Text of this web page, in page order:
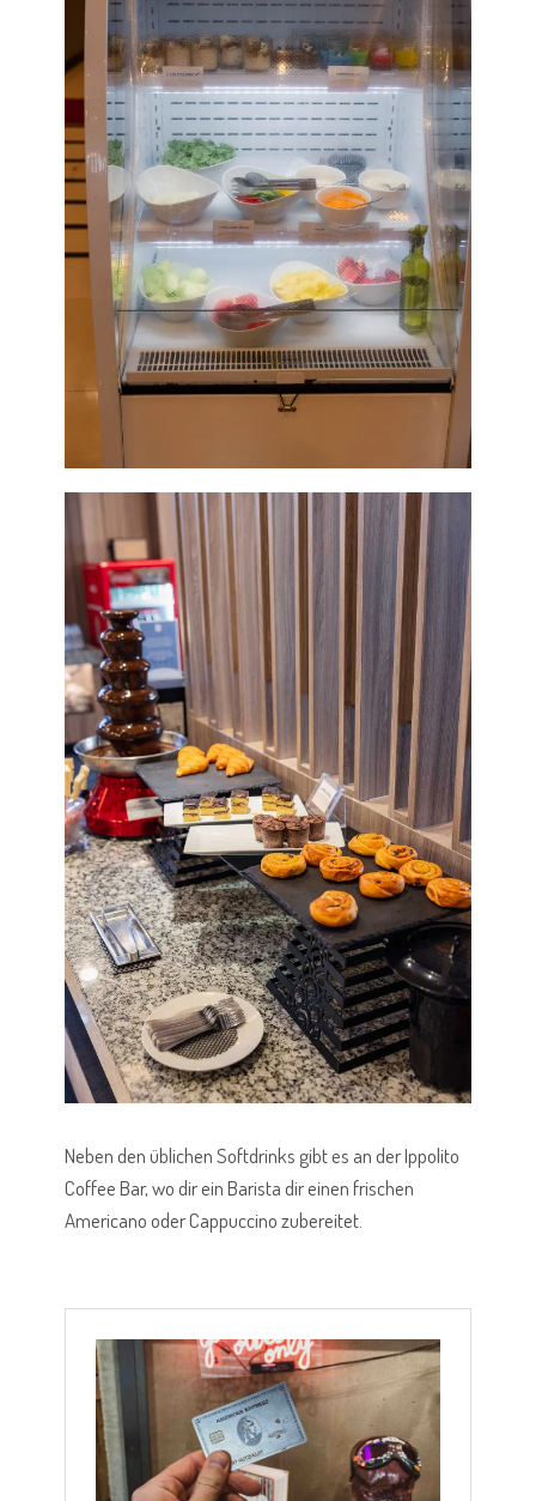
Neben den üblichen Softdrinks gibt es an der Ippolito
Coffee Bar, wo dir ein Barista dir einen frischen
Americano oder Cappuccino zubereitet.